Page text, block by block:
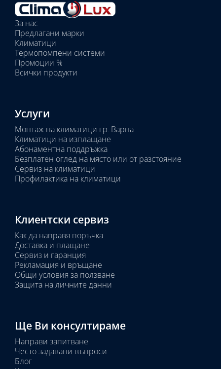
Избрани
вътрешни
тела:
Избрано
тяло:
За нас
Предлагани марки
Климатици
Термопомпени системи
Промоции %
Всички продукти
Услуги
Монтаж на климатици гр. Варна
Климатици на изплащане
Абонаментна поддръжка
Безплатен оглед на място или от разстояние
Сервиз на климатици
Профилактика на климатици
Клиентски сервиз
Как да направя поръчка
Доставка и плащане
Сервиз и гаранция
Рекламация и връщане
Общи условия за ползване
Защита на личните данни
Ще Ви консултираме
Направи запитване
Често задавани въпроси
Блог